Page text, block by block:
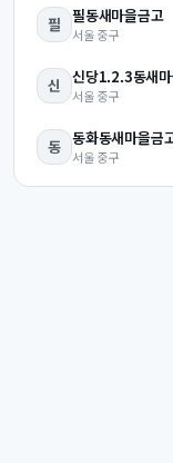
필 필동새마을금고
서울 중구
신 신당1.2.3동새
서울 중구
동 동화동새마을금
서울 중구